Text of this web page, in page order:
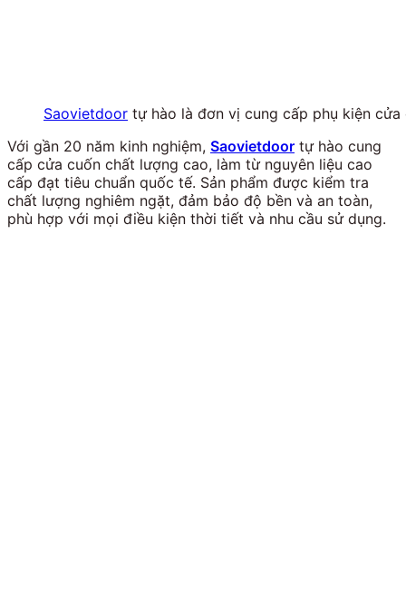
Saovietdoor tự hào là đơn vị cung cấp phụ kiện
Với gần 20 năm kinh nghiệm, Saovietdoor tự hào cung
cấp cửa cuốn chất lượng cao, làm từ nguyên liệu cao
cấp đạt tiêu chuẩn quốc tế. Sản phẩm được kiểm tra
chất lượng nghiêm ngặt, đảm bảo độ bền và an toàn,
phù hợp với mọi điều kiện thời tiết và nhu cầu sử dụng.